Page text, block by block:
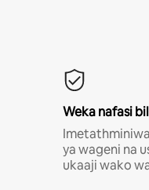
Weka nafasi
ya wageni na
ukaaji wako